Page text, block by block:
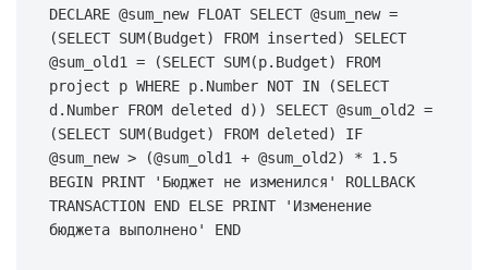
DECLARE @sum_new FLOAT SELECT @sum_new =
(SELECT SUM(Budget) FROM inserted) SELECT
@sum_old1 = (SELECT SUM(p.Budget) FROM
project p WHERE p.Number NOT IN (SELECT
d.Number FROM deleted d)) SELECT @sum_old2 =
(SELECT SUM(Budget) FROM deleted) IF
@sum_new > (@sum_old1 + @sum_old2) * 1.5
BEGIN PRINT 'Бюджет не изменился' ROLLBACK
TRANSACTION END ELSE PRINT 'Изменение
бюджета выполнено' END